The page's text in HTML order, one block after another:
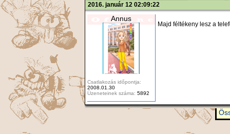
2016. január 12 02:09:22
Annus
Csatlakozás időpontja:
2008.01.30
Üzeneteinek száma: 5892
Majd féltékeny lesz a